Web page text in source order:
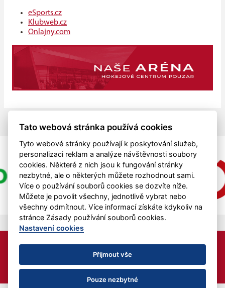
eSports.cz
Klubweb.cz
Onlajny.com
Nastavení cookies
HC MAD BULL z.s. je podporován z finančních prostředků
Jihočeského kraje.
RSS
Tato webová stránka používá cookies
Tyto webové stránky používají k poskytování služeb,
personalizaci reklam a analýze návštěvnosti soubory
cookies. Některé z nich jsou k fungování stránky
nezbytné, ale o některých můžete rozhodnout sami.
Více o používání souborů cookies se dozvíte níže.
Můžete je povolit všechny, jednotlivě vybrat nebo
všechny odmítnout. Více informací získáte kdykoliv na
stránce Zásady používání souborů cookies.
Nastavení cookies
Přijmout vše
Pouze nezbytné